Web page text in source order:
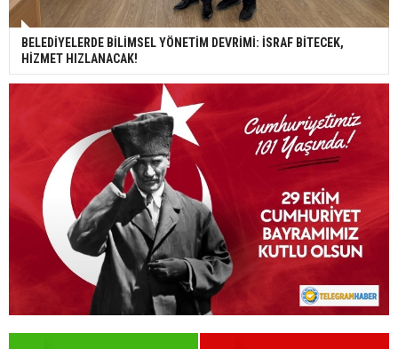
BELEDİYELERDE BİLİMSEL YÖNETİM DEVRİMİ: İSRAF BİTECEK,
HİZMET HIZLANACAK!